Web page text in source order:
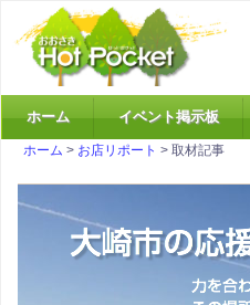
ホーム イベント掲示板
ホーム > お店リポート > 取材記事